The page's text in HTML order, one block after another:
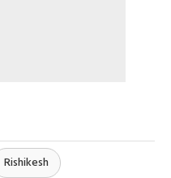
Rishikesh